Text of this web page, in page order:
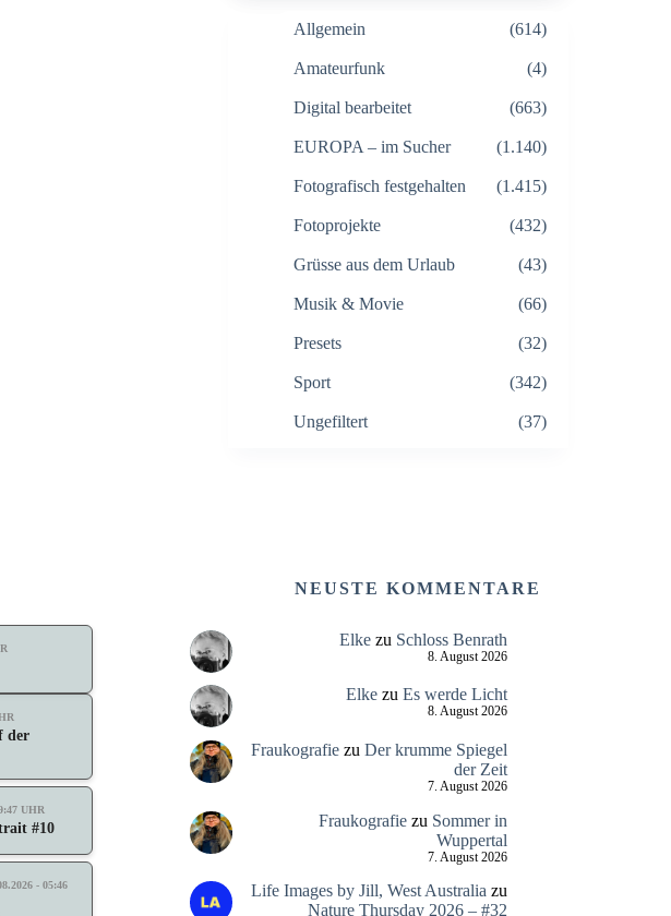
Allgemein (614)
Amateurfunk (4)
Digital bearbeitet (663)
EUROPA – im Sucher (1.140)
Fotografisch festgehalten (1.415)
Fotoprojekte (432)
Grüsse aus dem Urlaub (43)
Musik & Movie (66)
Presets (32)
Sport (342)
Ungefiltert (37)
der
UHR
#10
- 05:46
NEUSTE KOMMENTARE
Elkezu Schloss Benrath
8. August 2026
Elkezu Es werde Licht
8. August 2026
Fraukografiezu Der krumme Spiegel
der Zeit
7. August 2026
Fraukografiezu Sommer in
Wuppertal
7. August 2026
Life Images by Jill, West Australia zu
Nature Thursday 2026 – #32